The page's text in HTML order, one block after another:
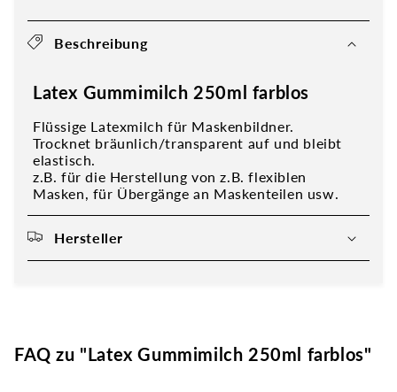
Beschreibung
Latex Gummimilch 250ml farblos
Flüssige Latexmilch für Maskenbildner.
Trocknet bräunlich/transparent auf und bleibt
elastisch.
z.B. für die Herstellung von z.B. flexiblen
Masken, für Übergänge an Maskenteilen usw.
Hersteller
FAQ zu "Latex Gummimilch 250ml farblos"